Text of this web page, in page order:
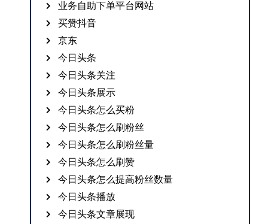
业务自助下单平台网站
买赞抖音
京东
今日头条
今日头条关注
今日头条展示
今日头条怎么买粉
今日头条怎么刷粉丝
今日头条怎么刷粉丝量
今日头条怎么刷赞
今日头条怎么提高粉丝数量
今日头条播放
今日头条文章展现